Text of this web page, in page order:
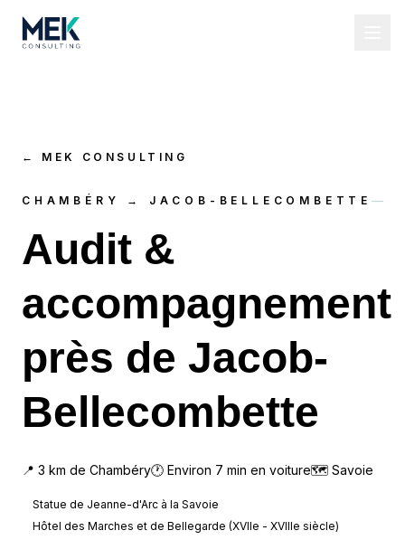
← MEK CONSULTING
CHAMBÉRY → JACOB-BELLECOMBETTE
Audit &
accompagnement
près de Jacob-
Bellecombette
📍 3 km de Chambéry🕐 Environ 7 min en voiture🗺 Savoie
Statue de Jeanne-d'Arc à la Savoie
Hôtel des Marches et de Bellegarde (XVIIe - XVIIIe siècle)